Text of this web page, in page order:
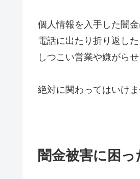
個人情報を入手した闇
電話に出たり折り返し
しつこい営業や嫌がら
絶対に関わってはいけま
闇金被害に困っ